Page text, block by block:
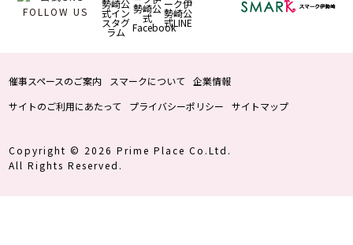
催事スペースのご案内 スマークについて
企業情報
サイトのご利用にあたって
プライバシーポリシー サイトマップ
Copyright © 2026 Prime Place Co.Ltd.
All Rights Reserved.